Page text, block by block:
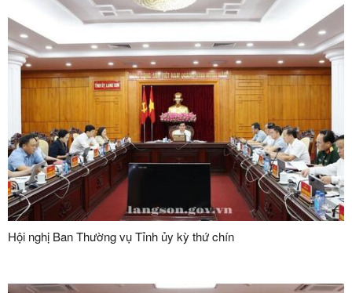
Hội nghị Ban Thường vụ Tỉnh ủy kỳ thứ chín